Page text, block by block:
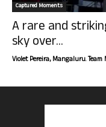
Captured Moments
A rare and
sky over...
Violet Pereira, Mangaluru. Team